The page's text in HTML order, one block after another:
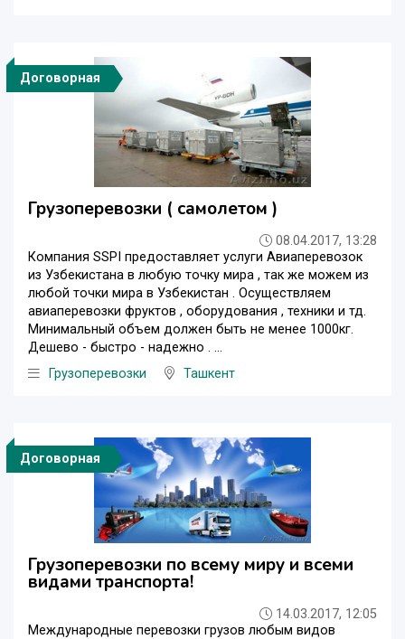
Договорная
Грузоперевозки ( самолетом )
08.04.2017, 13:28
Компания SSPI предоставляет услуги Авиаперевозок
из Узбекистана в любую точку мира , так же можем из
любой точки мира в Узбекистан . Осуществляем
авиаперевозки фруктов , оборудования , техники и тд.
Минимальный объем должен быть не менее 1000кг.
Дешево - быстро - надежно . ...
Грузоперевозки
Ташкент
Договорная
Грузоперевозки по всему миру и всеми
видами транспорта!
14.03.2017, 12:05
Международные перевозки грузов любым видов